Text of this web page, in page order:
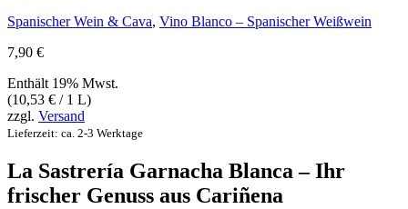
Spanischer Wein & Cava, Vino Blanco – Spanischer Weißwein
7,90 €
Enthält 19% Mwst.
(10,53 € / 1 L)
zzgl. Versand
Lieferzeit: ca. 2-3 Werktage
La Sastrería Garnacha Blanca – Ihr
frischer Genuss aus Cariñena